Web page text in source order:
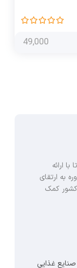
49,000
ارائه
به ارتقای
کمک
صنایع غذایی